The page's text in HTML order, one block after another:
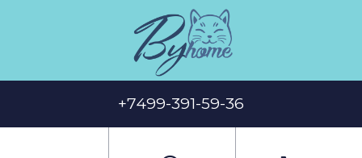
+7499-391-59-36